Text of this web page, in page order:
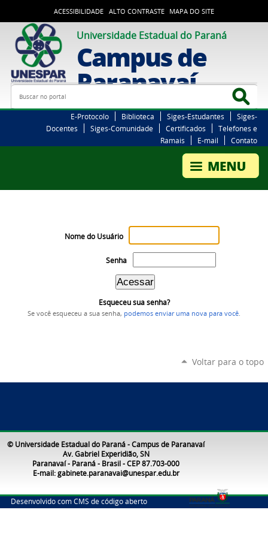
ACESSIBILIDADE ALTO CONTRASTE MAPA DO SITE
Universidade Estadual do Paraná
Campus de
Paranavaí
Busca
E-Protocolo Biblioteca Siges-Estudantes
Siges-
Docentes
Siges-Comunidade Certificados
Telefones e
Ramais
E-mail Contato
Nome do Usuário
Senha
Esqueceu sua senha?
Se você esqueceu a sua senha, podemos enviar uma nova para você
Voltar para o topo
© Universidade Estadual do Paraná - Campus de Paranavaí
Av. Gabriel Experidião, SN
Paranavaí - Paraná - Brasil - CEP 87.703-000
E-mail: gabinete.paranavai@unespar.edu.br
Desenvolvido com CMS de código aberto